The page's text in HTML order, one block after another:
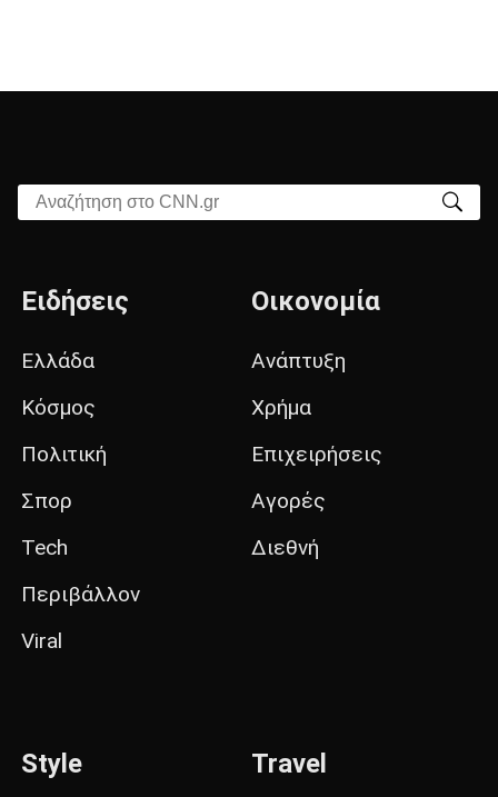
Αναζήτηση στο CNN.gr
Ειδήσεις
Ελλάδα
Κόσμος
Πολιτική
Σπορ
Tech
Περιβάλλον
Viral
Οικονομία
Ανάπτυξη
Χρήμα
Επιχειρήσεις
Αγορές
Διεθνή
Style Travel